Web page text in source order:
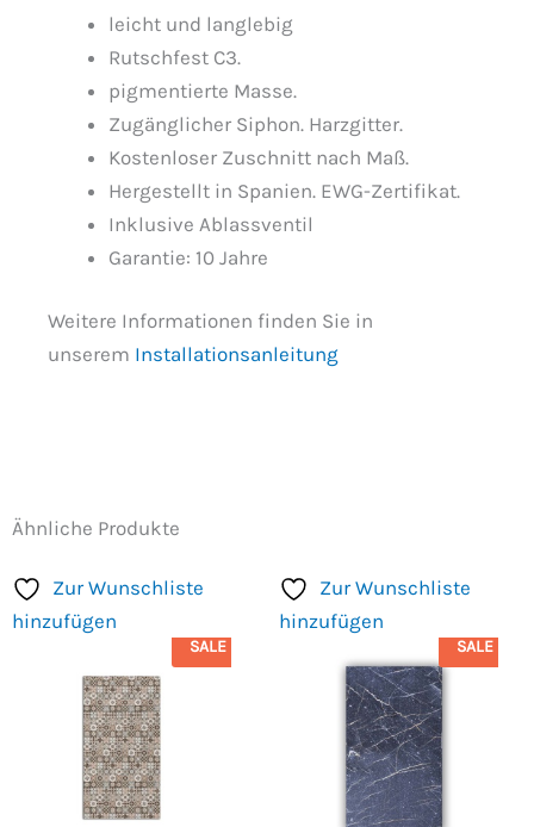
leicht und langlebig
Rutschfest C3.
pigmentierte Masse.
Zugänglicher Siphon. Harzgitter.
Kostenloser Zuschnitt nach Maß.
Hergestellt in Spanien. EWG-Zertifikat.
Inklusive Ablassventil
Garantie: 10 Jahre
Weitere Informationen finden Sie in
unserem Installationsanleitung
Ähnliche Produkte
Zur Wunschliste
hinzufügen
SALE
Zur Wunschliste
hinzufügen
SALE